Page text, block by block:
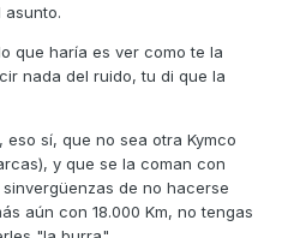
asunto.
que haría es ver como te la
nada del ruido, tu di que la
sí, que no sea otra Kymco
y que se la coman con
de no hacerse
aún con 18.000 Km, no tengas